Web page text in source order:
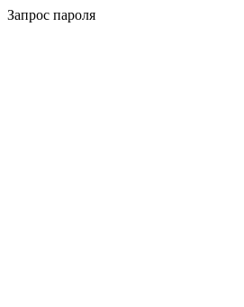
Запрос пароля